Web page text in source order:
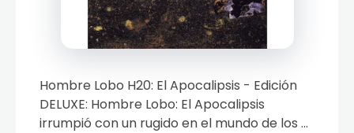
Hombre Lobo H20: El Apocalipsis - Edición
DELUXE: Hombre Lobo: El Apocalipsis
irrumpió con un rugido en el mundo de los ...